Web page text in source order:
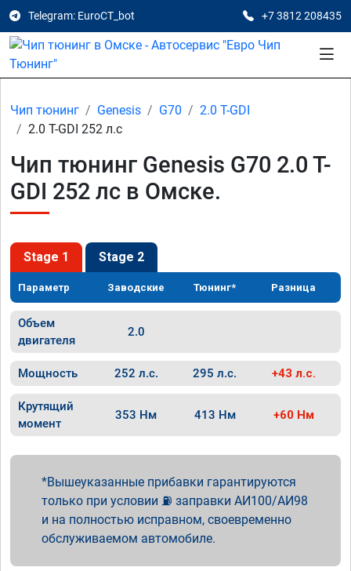
Telegram: EuroCT_bot +7 3812 208435
Чип тюнинг Genesis G70
2.0 T-GDI
2.0 T-GDI 252 л.с
Чип тюнинг Genesis G70 2.0 T-
GDI 252 лс в Омске.
Stage 1 Stage 2
Параметр Заводские Тюнинг* Разница
Объем
двигателя
2.0
Мощность 252 л.с. 295 л.с. +43 л.с.
Крутящий
момент
353 Нм 413 Нм +60 Нм
Вышеуказанные прибавки гарантируются
только при условии ⛽ заправки АИ100/АИ98
и на полностью исправном, своевременно
обслуживаемом автомобиле.